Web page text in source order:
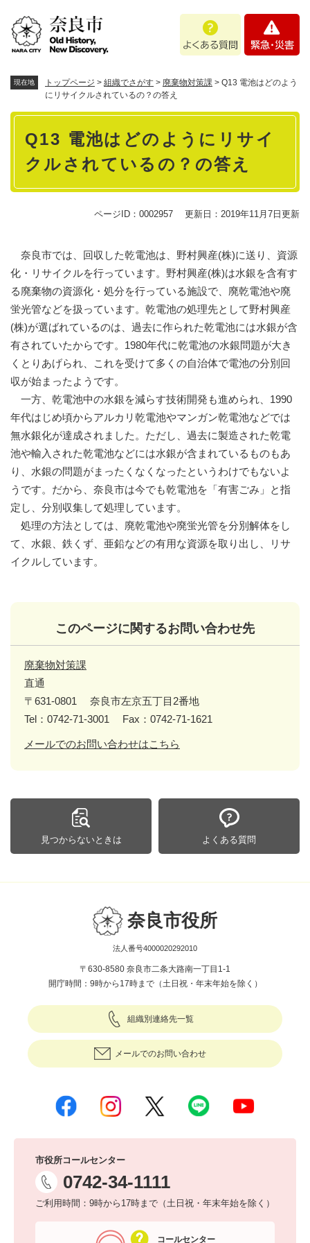
あ
問
・
現在地 トップページ > 組織でさがす > 廃棄物対策課 > Q13 電池はどのよう
にリサイクルされているの？の答え
本
Q13 電池はどのようにリサイ
クルされているの？の答え
ページID：0002957 更新日：2019年11月7日更新
奈良市では、回収した乾電池は、野村興産(株)に送り、資源
化・リサイクルを行っています。野村興産(株)は水銀を含有す
る廃棄物の資源化・処分を行っている施設で、廃乾電池や廃
蛍光管などを扱っています。乾電池の処理先として野村興産
(株)が選ばれているのは、過去に作られた乾電池には水銀が含
有されていたからです。1980年代に乾電池の水銀問題が大き
くとりあげられ、これを受けて多くの自治体で電池の分別回
収が始まったようです。
一方、乾電池中の水銀を減らす技術開発も進められ、1990
年代はじめ頃からアルカリ乾電池やマンガン乾電池などでは
無水銀化が達成されました。ただし、過去に製造された乾電
池や輸入された乾電池などには水銀が含まれているものもあ
り、水銀の問題がまったくなくなったというわけでもないよ
うです。だから、奈良市は今でも乾電池を「有害ごみ」と指
定し、分別収集して処理しています。
処理の方法としては、廃乾電池や廃蛍光管を分別解体をし
て、水銀、鉄くず、亜鉛などの有用な資源を取り出し、リサ
イクルしています。
このページに関するお問い合わせ先
廃棄物対策課
直通
〒631-0801
奈良市左京五丁目2番地
Tel：0742-71-3001
Fax：0742-71-1621
メールでのお問い合わせはこちら
見つからないときは よくある質問
奈良市役所
法人番号4000020292010
〒630-8580 奈良市二条大路南一丁目1-1
開庁時間：9時から17時まで（土日祝・年末年始を除く）
組織別連絡先一覧
メールでのお問い合わせ
市役所コールセンター
0742-34-1111
ご利用時間：9時から17時まで（土日祝・年末年始を除く）
コールセンター